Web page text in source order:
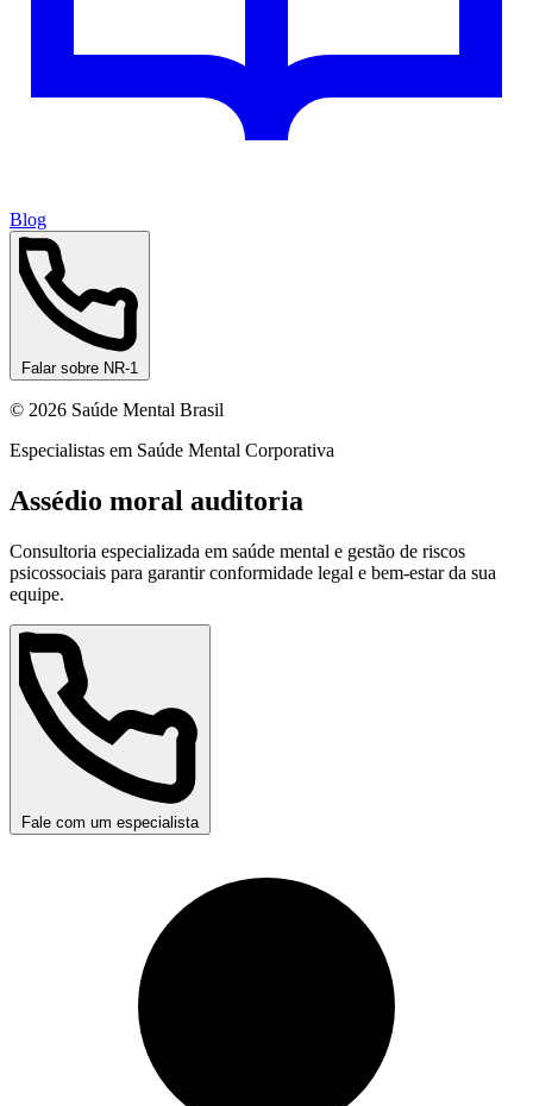
Blog
Falar sobre NR-1
© 2026 Saúde Mental Brasil
Especialistas em Saúde Mental Corporativa
Assédio moral auditoria
Consultoria especializada em saúde mental e gestão de riscos
psicossociais para garantir conformidade legal e bem-estar da sua
equipe.
Fale com um especialista